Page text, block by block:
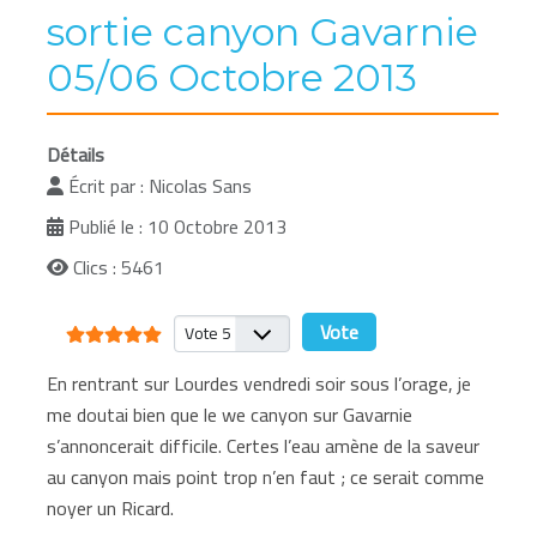
sortie canyon Gavarnie
05/06 Octobre 2013
Détails
Écrit par : Nicolas Sans
Publié le : 10 Octobre 2013
Clics : 5461
Vote utilisateur:5/5
Veuillez voter
En rentrant sur Lourdes vendredi soir sous l’orage, je
me doutai bien que le we canyon sur Gavarnie
s’annoncerait difficile. Certes l’eau amène de la saveur
au canyon mais point trop n’en faut ; ce serait comme
noyer un Ricard.